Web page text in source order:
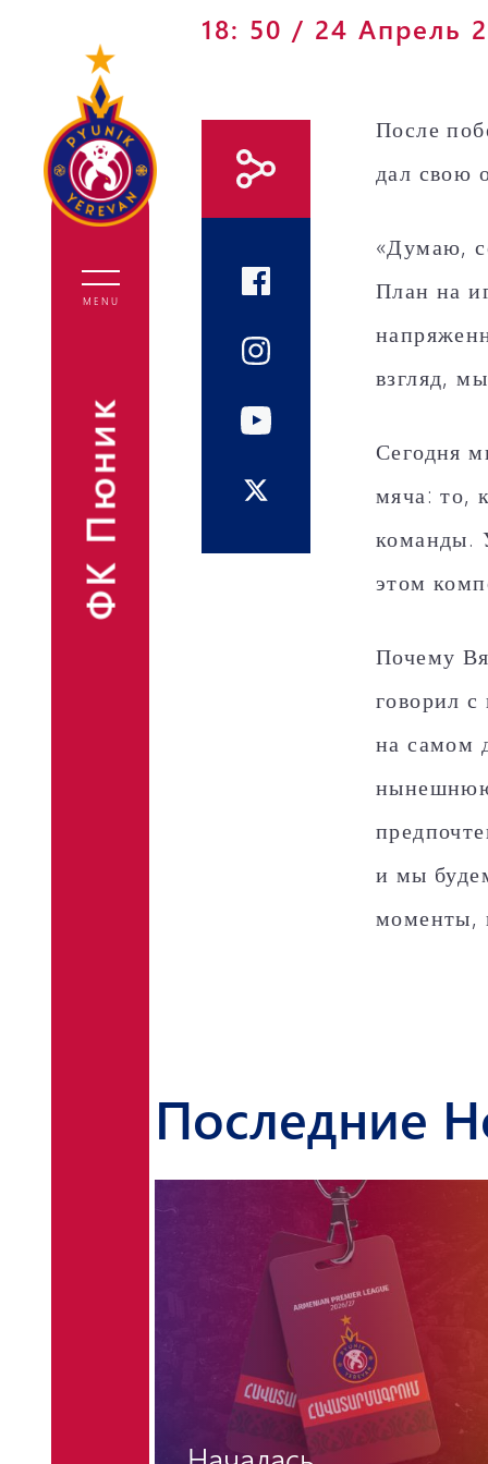
MENU
ФК Пюник
Первая
команда
Интервью
Академия
Финансовые
отчёты
Объявления
Пюник
Пюник
Академия
Пюник–
девушки
История
Легенды
Статистика
Партнеры
Контакты
Фан-шоп
18: 50 / 24 Апрель
После
дал свою
«Думаю,
План на
взгляд,
Сегодня
мяча: то,
команды.
этом
Почему
говорил
на самом
и мы
моменты,
Последние
«Венгерский барьер»